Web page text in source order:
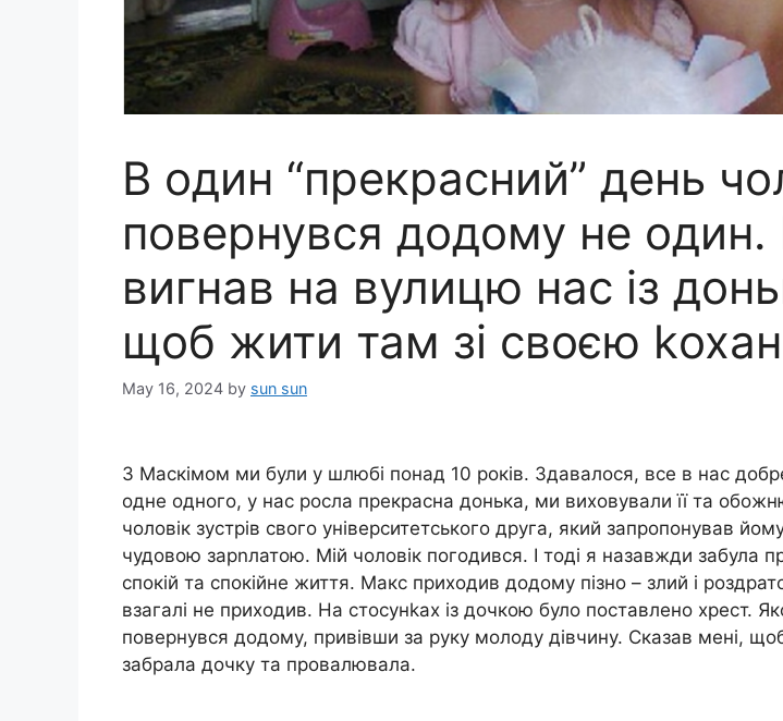
В один “прекрасний” день
повернувся додому не один.
вигнав на вулицю нас із
щоб жити там зі своєю
May 16, 2024 by sun sun
З Маскімом ми були у шлюбі понад 10 років. Здавалося, все в нас
одне одного, у нас росла прекрасна донька, ми виховували її та
чоловік зустрів свого університетського друга, який запропонував
чудовою зарnлатою. Мій чоловік погодився. І тоді я назавжди забула
спокій та спокійне життя. Макс приходив додому пізно – злий і
взагалі не приходив. На стосунkах із дочкою було поставлено хрест.
повернувся додому, привівши за руку молоду дівчину. Сказав мені, щоб
забрала дочку та провалювала.